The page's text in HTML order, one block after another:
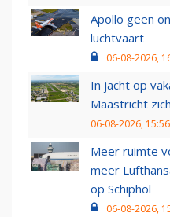
Apollo geen
luchtvaart
06-08-2026,
In jacht op
Maastricht
06-08-2026, 15:56
Meer ruimte
meer
op Schiphol
06-08-2026,